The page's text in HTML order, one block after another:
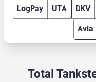
LogPay UTA DKV
Avia
Total